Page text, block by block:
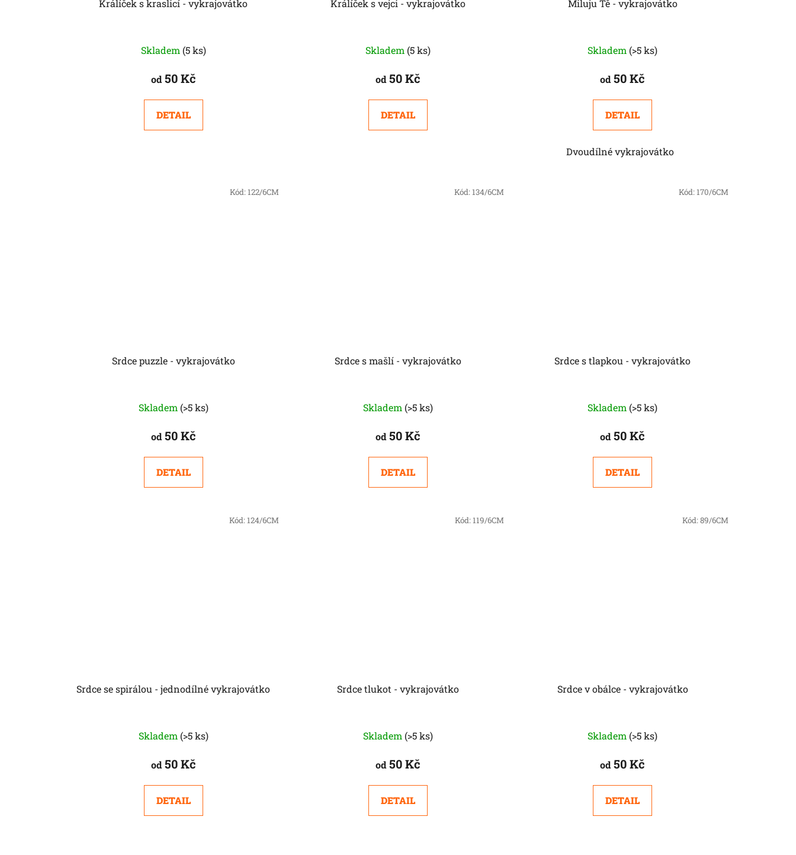
Králíček s kraslicí - vykrajovátko
Skladem (5 ks)
od50 Kč
DETAIL
Králíček s vejci - vykrajovátko
Skladem (5 ks)
od50 Kč
DETAIL
Miluju Tě - vykrajovátko
Skladem (>5 ks)
od50 Kč
DETAIL
Dvoudílné vykrajovátko
Srdce puzzle - vykrajovátko
Skladem (>5 ks)
od50 Kč
DETAIL
Kód:122/6CM
Srdce s mašlí - vykrajovátko
Skladem (>5 ks)
od50 Kč
DETAIL
Kód:134/6CM
Srdce s tlapkou - vykrajovátko
Skladem (>5 ks)
od 50 Kč
DETAIL
Kód:170/6CM
Srdce se spirálou - jednodílné vykrajovátko
Skladem (>5 ks)
od50 Kč
DETAIL
Kód:124/6CM
Srdce tlukot - vykrajovátko
Skladem (>5 ks)
od50 Kč
DETAIL
Kód:119/6CM
Srdce v obálce - vykrajovátko
Skladem (>5 ks)
od 50 Kč
DETAIL
Kód:89/6CM